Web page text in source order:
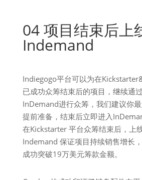
04 项目结束后上
Indemand
Indiegogo平台可以为在
已成功众筹结束后的项目，继续通
InDemand进行众筹，我们建议你
提前准备，结束后立即进入
在Kickstarter 平台众筹结束后，上
Indemand 保证项目持续销售增长
成功突破19万美元筹款金额。